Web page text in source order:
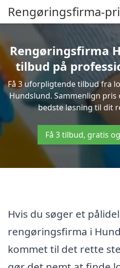
Rengøringsfirma-
Rengøringsfirma
tilbud på
Få 3 uforpligtende tilbud fra
Hundslund. Sammenlign pris
bedste løsning til dit
Få 3 tilbud, gratis
Hvis du søger et
rengøringsfirma i
kommet til det rette